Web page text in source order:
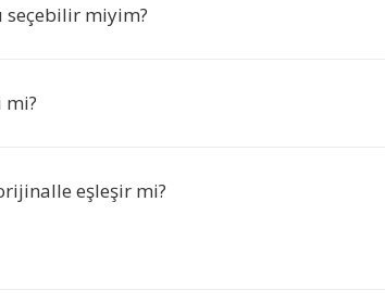
seçebilir miyim?
mi?
eşleşir mi?